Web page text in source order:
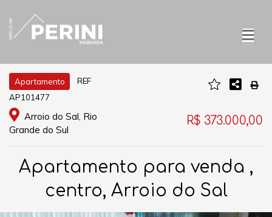
Apartamento
REF
AP101477
Arroio do Sal, Rio
Grande do Sul
R$ 373.000,00
Apartamento para venda ,
centro, Arroio do Sal